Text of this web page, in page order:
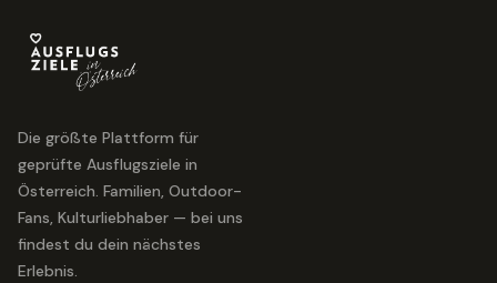
Die größte Plattform für
geprüfte Ausflugsziele in
Österreich. Familien, Outdoor-
Fans, Kulturliebhaber — bei uns
findest du dein nächstes
Erlebnis.